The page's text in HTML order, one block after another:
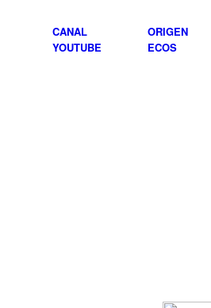
CANAL
YOUTUBE
ORIGEN
ECOS